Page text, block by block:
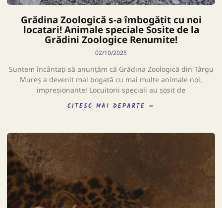
Grădina Zoologică s-a îmbogățit cu noi
locatari! Animale speciale Sosite de la
Grădini Zoologice Renumite!
02/10/2025
Suntem încântați să anunțăm că Grădina Zoologică din Târgu
Mureș a devenit mai bogată cu mai multe animale noi,
impresionante! Locuitorii speciali au sosit de
CITESC MAI DEPARTE »